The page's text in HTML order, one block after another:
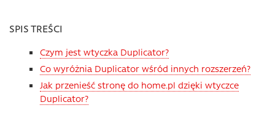
SPIS TREŚCI
Czym jest wtyczka Duplicator?
Co wyróżnia Duplicator wśród innych rozszerzeń?
Jak przenieść stronę do home.pl dzięki wtyczce
Duplicator?